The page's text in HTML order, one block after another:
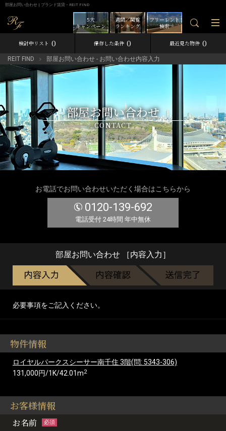
部屋お問い合わせ | ブランド賃貸－REIT FIND
フリーレント
検索
週間／閲覧
ランキング
5大
キャンペーン
検討中リスト 0 保存した条件 0 最近見た物件 0
REIT FIND 部屋お問い合わせ - お問い合わせ内容入力
部屋お問い合わせ
CONTACT
お電話でお問い合わせいただく場合はこちらから
0120-139-692
電話受付 24時間 年中無休
部屋お問い合わせ ［内容入力］
必要事項をご記入ください。
物件情報
ロイヤルパークスシーサー南千住 3階(問: 5343-306)
131,000円/1K/42.01m2
お客様情報
お名前 必須